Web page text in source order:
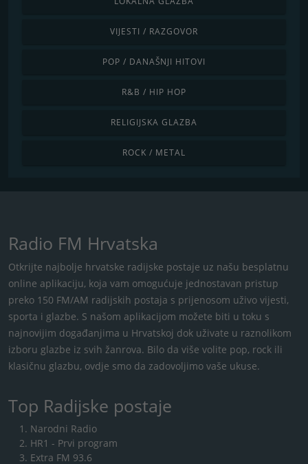
VIJESTI / RAZGOVOR
POP / DANAŠNJI HITOVI
R&B / HIP HOP
RELIGIJSKA GLAZBA
ROCK / METAL
Radio FM Hrvatska
Otkrijte najbolje hrvatske radijske postaje uz našu besplatnu
online aplikaciju, koja vam omogućuje jednostavan pristup
preko 150 FM/AM radijskih postaja s ​​prijenosom uživo vijesti,
sporta i glazbe. S našom aplikacijom možete biti u toku s
najnovijim događanjima u Hrvatskoj dok uživate u raznolikom
izboru glazbe iz svih žanrova. Bilo da više volite pop, rock ili
klasičnu glazbu, ovdje smo da zadovoljimo vaše ukuse.
Top Radijske postaje
Narodni Radio
HR1 - Prvi program
Extra FM 93.6